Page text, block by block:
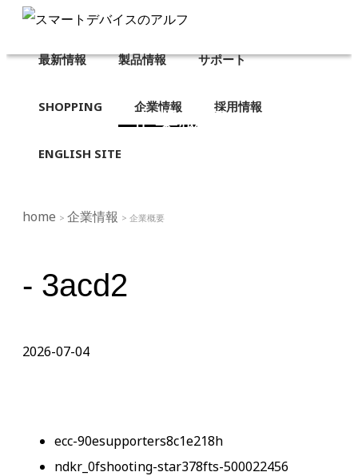
最新情報 製品情報 サポート
SHOPPING 企業情報 採用情報
ENGLISH SITE
企業概要
home > 企業情報 > 企業概要
- 3acd2
2026-07-04
ecc-90esupporters8c1e218h
ndkr_0fshooting-star378fts-500022456